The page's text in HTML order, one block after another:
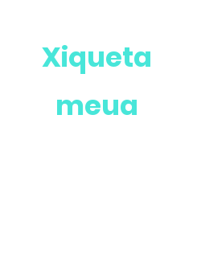
Xiqueta
meua